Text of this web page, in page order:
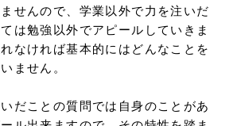
せんので、学業以外で力を注いだ
は勉強以外でアピールしていきま
なければ基本的にはどんなことを
ません。
だことの質問では自身のことがあ